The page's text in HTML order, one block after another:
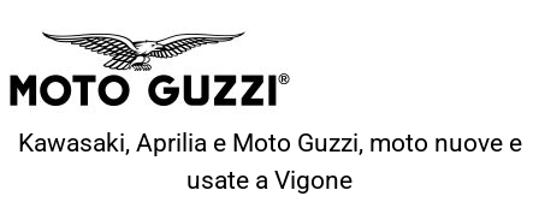
Kawasaki, Aprilia e Moto Guzzi, moto nuove e
usate a Vigone